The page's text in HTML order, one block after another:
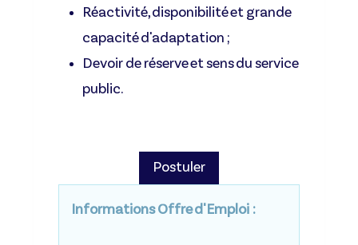
Réactivité, disponibilité et grande
capacité d'adaptation ;
Devoir de réserve et sens du service
public.
Postuler
Informations Offre d'Emploi :